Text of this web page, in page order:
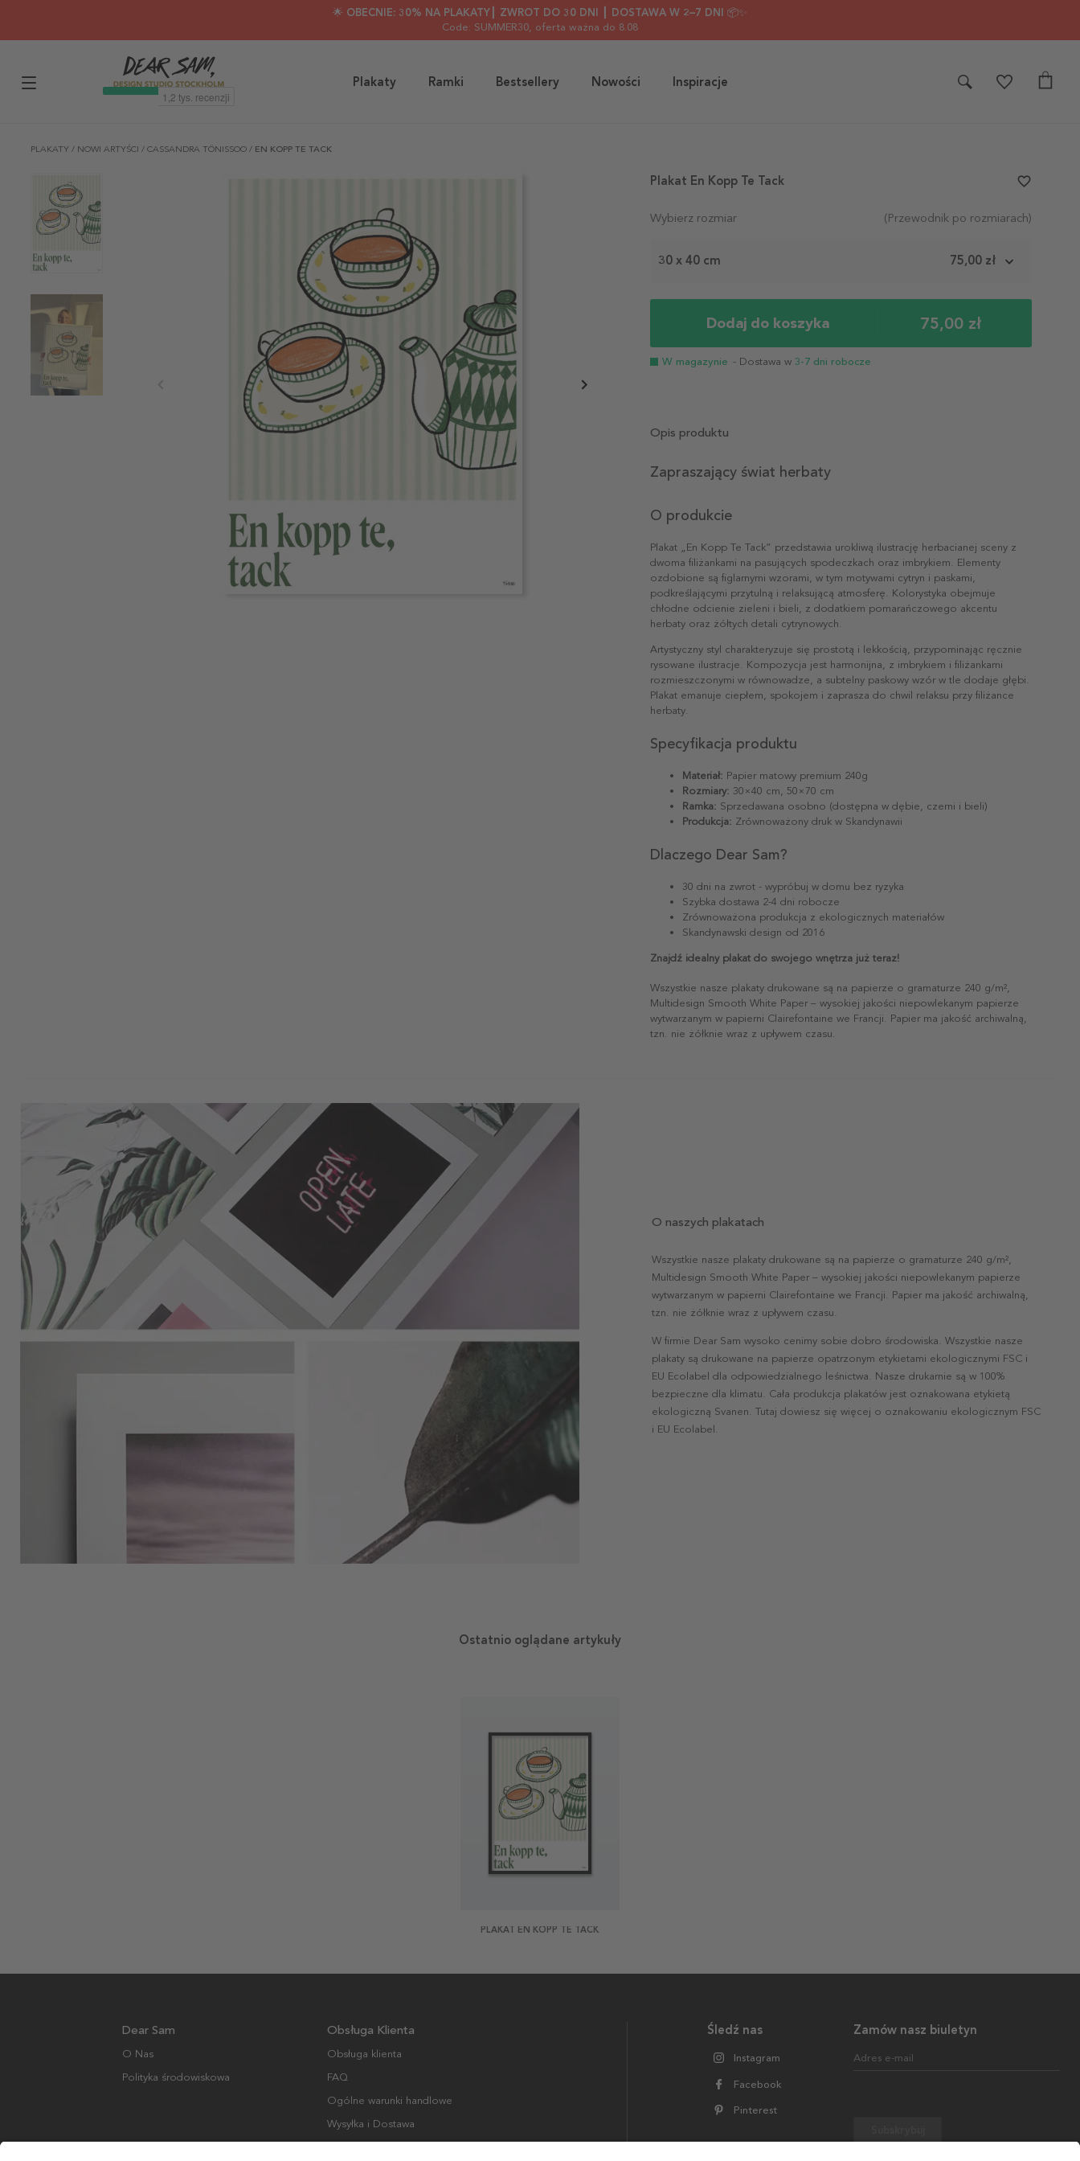
🌟 OBECNIE: 30% NA PLAKATY┃ ZWROT DO 30 DNI ┃ DOSTAWA W 2–7 DNI 📦✨
Code: SUMMER30, oferta ważna do 8.08
Plakaty Ramki Bestsellery Nowości Inspiracje
PLAKATY / NOWI ARTYŚCI / CASSANDRA TÖNISSOO / EN KOPP TE TACK
Wybierz rozmiar (Przewodnik po rozmiarach)
30 x 40 cm 75,00 zł
Dodaj do koszyka 75,00 zł
W magazynie - Dostawa w 3-7 dni robocze
Plakat En Kopp Te Tack favorite_border
Opis produktu
Zapraszający świat herbaty
O produkcie
Plakat „En Kopp Te Tack” przedstawia urokliwą ilustrację herbacianej sceny z
dwoma filiżankami na pasujących spodeczkach oraz imbrykiem. Elementy
ozdobione są figlarnymi wzorami, w tym motywami cytryn i paskami,
podkreślającymi przytulną i relaksującą atmosferę. Kolorystyka obejmuje
chłodne odcienie zieleni i bieli, z dodatkiem pomarańczowego akcentu
herbaty oraz żółtych detali cytrynowych.
Artystyczny styl charakteryzuje się prostotą i lekkością, przypominając ręcznie
rysowane ilustracje. Kompozycja jest harmonijna, z imbrykiem i filiżankami
rozmieszczonymi w równowadze, a subtelny paskowy wzór w tle dodaje głębi.
Plakat emanuje ciepłem, spokojem i zaprasza do chwil relaksu przy filiżance
herbaty.
Specyfikacja produktu
Materiał: Papier matowy premium 240g
Rozmiary: 30×40 cm, 50×70 cm
Ramka: Sprzedawana osobno (dostępna w dębie, czerni i bieli)
Produkcja: Zrównoważony druk w Skandynawii
Dlaczego Dear Sam?
30 dni na zwrot - wypróbuj w domu bez ryzyka
Szybka dostawa 2-4 dni robocze
Zrównoważona produkcja z ekologicznych materiałów
Skandynawski design od 2016
Znajdź idealny plakat do swojego wnętrza już teraz!
Wszystkie nasze plakaty drukowane są na papierze o gramaturze 240 g/m²,
Multidesign Smooth White Paper – wysokiej jakości niepowlekanym papierze
wytwarzanym w papierni Clairefontaine we Francji. Papier ma jakość archiwalną,
tzn. nie żółknie wraz z upływem czasu.
O naszych plakatach
Wszystkie nasze plakaty drukowane są na papierze o gramaturze 240 g/m²,
Multidesign Smooth White Paper – wysokiej jakości niepowlekanym papierze
wytwarzanym w papierni Clairefontaine we Francji. Papier ma jakość archiwalną,
tzn. nie żółknie wraz z upływem czasu.
W firmie Dear Sam wysoko cenimy sobie dobro środowiska. Wszystkie nasze
plakaty są drukowane na papierze opatrzonym etykietami ekologicznymi FSC i
EU Ecolabel dla odpowiedzialnego leśnictwa. Nasze drukarnie są w 100%
bezpieczne dla klimatu. Cała produkcja plakatów jest oznakowana etykietą
ekologiczną Svanen. Tutaj dowiesz się więcej o oznakowaniu ekologicznym FSC
i EU Ecolabel.
Ostatnio oglądane artykuły
PLAKAT EN KOPP TE TACK
Zamów nasz biuletyn
Adres e-mail
Śledź nas
Instagram
Facebook
Pinterest
Dear Sam
O Nas
Polityka środowiskowa
Obsługa Klienta
Obsługa klienta
FAQ
Ogólne warunki handlowe
Wysyłka i Dostawa